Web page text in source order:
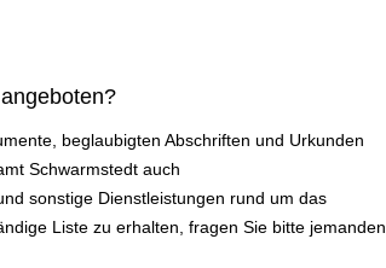
beglaubigten Abschriften und Urkunden
Schwarmstedt auch
sonstige Dienstleistungen rund um das
Liste zu erhalten, fragen Sie bitte jemanden